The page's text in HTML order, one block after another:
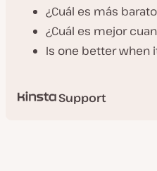
¿Cuál es más
¿Cuál es mejor
Is one better when
Support